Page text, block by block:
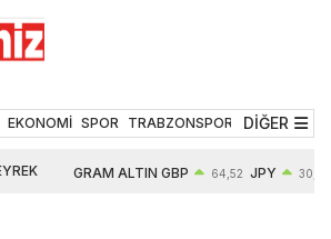
EKONOMİ SPOR TRABZONSPOR TEKNOLOJİ
DİĞER
GRAM ALTIN GBP 64,52 JPY 30,31